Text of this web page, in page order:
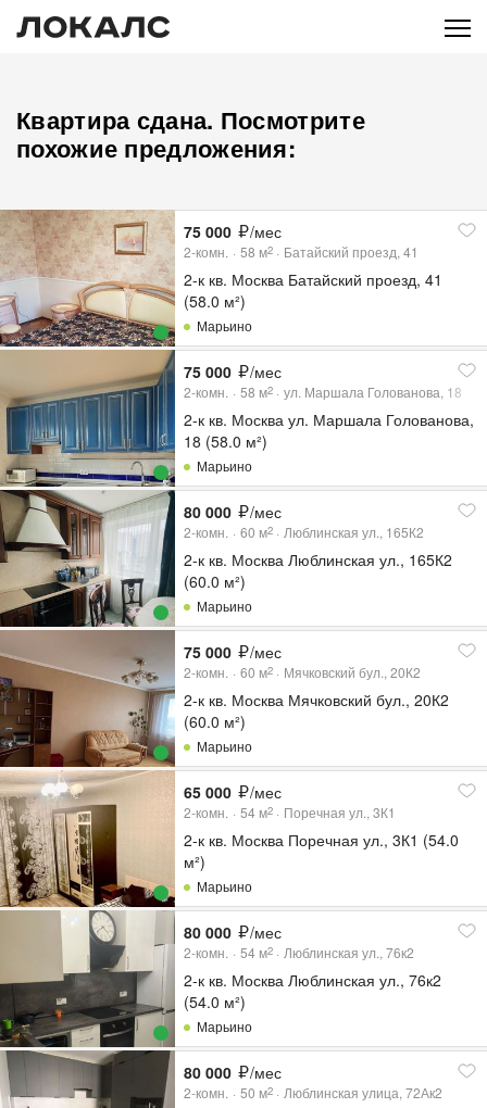
Квартира сдана. Посмотрите
похожие предложения:
75 000 /мес
2-комн. 58 м2 Батайский проезд, 41
2-к кв. Москва Батайский проезд, 41
(58.0 м²)
Марьино
75 000 /мес
2-комн. 58 м2 ул. Маршала Голованова, 18
2-к кв. Москва ул. Маршала Голованова,
18 (58.0 м²)
Марьино
80 000 /мес
2-комн. 60 м2 Люблинская ул., 165К2
2-к кв. Москва Люблинская ул., 165К2
(60.0 м²)
Марьино
75 000 /мес
2-комн. 60 м2 Мячковский бул., 20К2
2-к кв. Москва Мячковский бул., 20К2
(60.0 м²)
Марьино
65 000 /мес
2-комн. 54 м2 Поречная ул., 3К1
2-к кв. Москва Поречная ул., 3К1 (54.0
м²)
Марьино
80 000 /мес
2-комн. 54 м2 Люблинская ул., 76к2
2-к кв. Москва Люблинская ул., 76к2
(54.0 м²)
Марьино
80 000 /мес
2-комн. 50 м2 Люблинская улица, 72Ак2